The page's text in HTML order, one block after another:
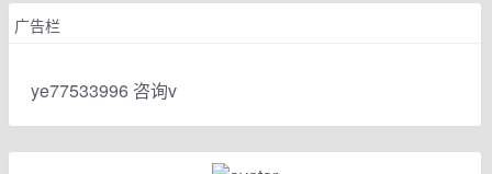
广告栏
ye77533996 咨询v